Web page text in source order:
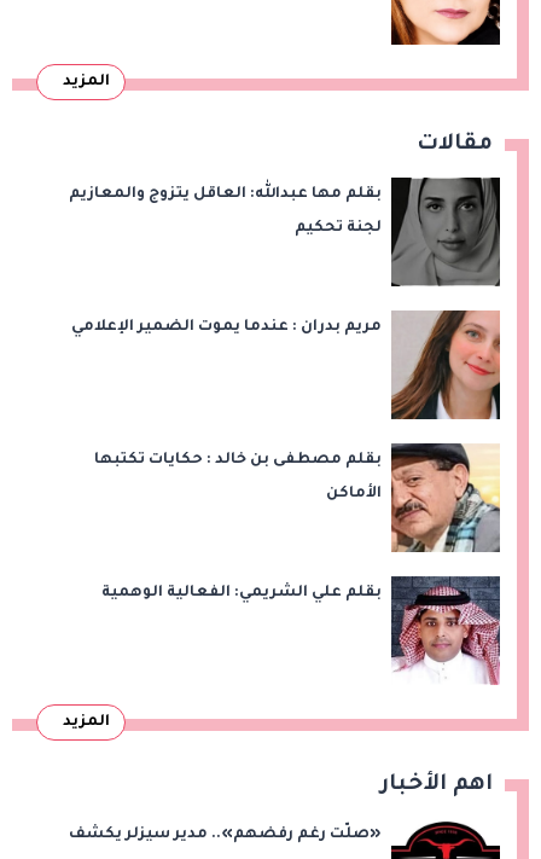
المزيد
مقالات
بقلم مها عبدالله: العاقل يتزوج والمعازيم
لجنة تحكيم
مريم بدران : عندما يموت الضمير الإعلامي
بقلم مصطفى بن خالد : حكايات تكتبها
الأماكن
بقلم علي الشريمي: الفعالية الوهمية
المزيد
اهم الأخبار
«صلّت رغم رفضهم».. مدير سيزلر يكشف